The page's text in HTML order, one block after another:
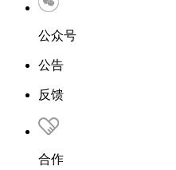
公众号
公告
反馈
合作